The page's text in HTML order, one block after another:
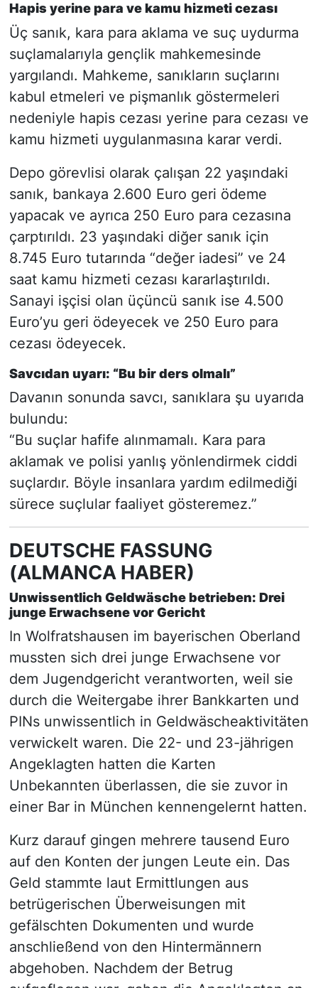
Hapis yerine para ve kamu hizmeti cezası
Üç sanık, kara para aklama ve suç uydurma
suçlamalarıyla gençlik mahkemesinde
yargılandı. Mahkeme, sanıkların suçlarını
kabul etmeleri ve pişmanlık göstermeleri
nedeniyle hapis cezası yerine para cezası ve
kamu hizmeti uygulanmasına karar verdi.
Depo görevlisi olarak çalışan 22 yaşındaki
sanık, bankaya 2.600 Euro geri ödeme
yapacak ve ayrıca 250 Euro para cezasına
çarptırıldı. 23 yaşındaki diğer sanık için
8.745 Euro tutarında “değer iadesi” ve 24
saat kamu hizmeti cezası kararlaştırıldı.
Sanayi işçisi olan üçüncü sanık ise 4.500
Euro’yu geri ödeyecek ve 250 Euro para
cezası ödeyecek.
Savcıdan uyarı: “Bu bir ders olmalı”
Davanın sonunda savcı, sanıklara şu uyarıda
bulundu:
“Bu suçlar hafife alınmamalı. Kara para
aklamak ve polisi yanlış yönlendirmek ciddi
suçlardır. Böyle insanlara yardım edilmediği
sürece suçlular faaliyet gösteremez.”
DEUTSCHE FASSUNG
(ALMANCA HABER)
Unwissentlich Geldwäsche betrieben: Drei
junge Erwachsene vor Gericht
In Wolfratshausen im bayerischen Oberland
mussten sich drei junge Erwachsene vor
dem Jugendgericht verantworten, weil sie
durch die Weitergabe ihrer Bankkarten und
PINs unwissentlich in Geldwäscheaktivitäten
verwickelt waren. Die 22- und 23-jährigen
Angeklagten hatten die Karten
Unbekannten überlassen, die sie zuvor in
einer Bar in München kennengelernt hatten.
Kurz darauf gingen mehrere tausend Euro
auf den Konten der jungen Leute ein. Das
Geld stammte laut Ermittlungen aus
betrügerischen Überweisungen mit
gefälschten Dokumenten und wurde
anschließend von den Hintermännern
abgehoben. Nachdem der Betrug